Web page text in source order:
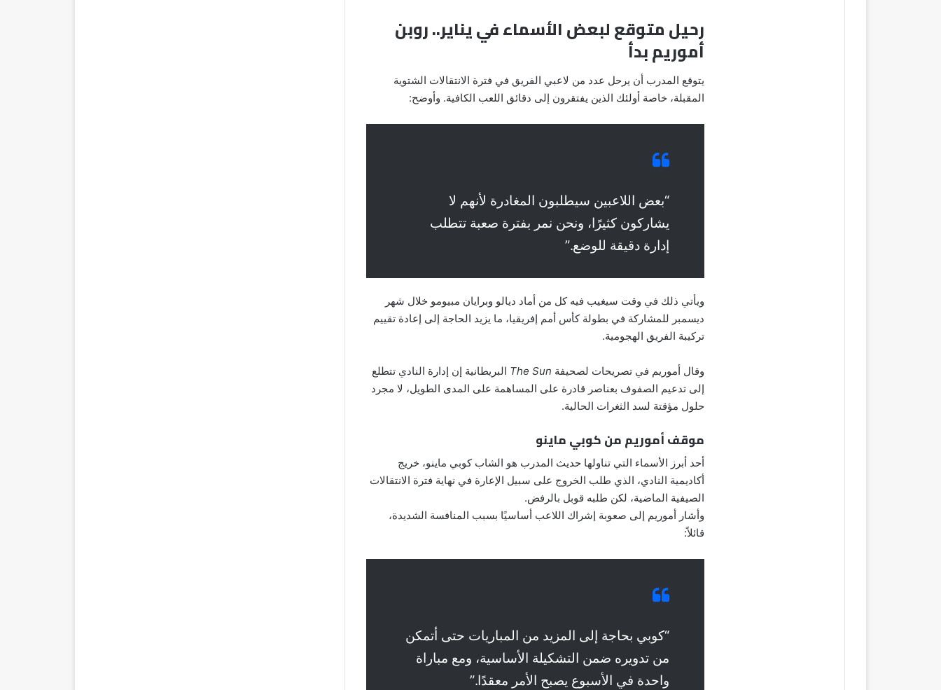
رحيل متوقع لبعض الأسماء في يناير.. روبن
أموريم بدأ
يتوقع المدرب أن يرحل عدد من لاعبي الفريق في فترة الانتقالات الشتوية
المقبلة، خاصة أولئك الذين يفتقرون إلى دقائق اللعب الكافية. وأوضح:
“بعض اللاعبين سيطلبون المغادرة لأنهم لا
يشاركون كثيرًا، ونحن نمر بفترة صعبة تتطلب
إدارة دقيقة للوضع.”
ويأتي ذلك في وقت سيغيب فيه كل من أماد ديالو وبرايان مبيومو خلال شهر
ديسمبر للمشاركة في بطولة كأس أمم إفريقيا، ما يزيد الحاجة إلى إعادة تقييم
تركيبة الفريق الهجومية.
وقال أموريم في تصريحات لصحيفة The Sun البريطانية إن إدارة النادي تتطلع
إلى تدعيم الصفوف بعناصر قادرة على المساهمة على المدى الطويل، لا مجرد
حلول مؤقتة لسد الثغرات الحالية.
موقف أموريم من كوبي ماينو
أحد أبرز الأسماء التي تناولها حديث المدرب هو الشاب كوبي ماينو، خريج
أكاديمية النادي، الذي طلب الخروج على سبيل الإعارة في نهاية فترة الانتقالات
الصيفية الماضية، لكن طلبه قوبل بالرفض.
وأشار أموريم إلى صعوبة إشراك اللاعب أساسيًا بسبب المنافسة الشديدة،
قائلاً:
“كوبي بحاجة إلى المزيد من المباريات حتى أتمكن
من تدويره ضمن التشكيلة الأساسية، ومع مباراة
واحدة في الأسبوع يصبح الأمر معقدًا.”